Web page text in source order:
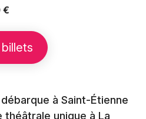
€
à Saint-Étienne
unique à La